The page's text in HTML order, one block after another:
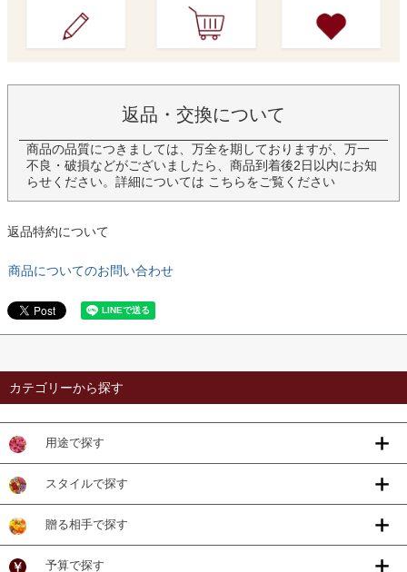
返品・交換について
商品の品質につきましては、万全を期しておりますが、万一
不良・破損などがございましたら、商品到着後2日以内にお知
らせください。詳細については こちらをご覧ください
返品特約について
商品についてのお問い合わせ
カテゴリーから探す
用途で探す
スタイルで探す
贈る相手で探す
予算で探す